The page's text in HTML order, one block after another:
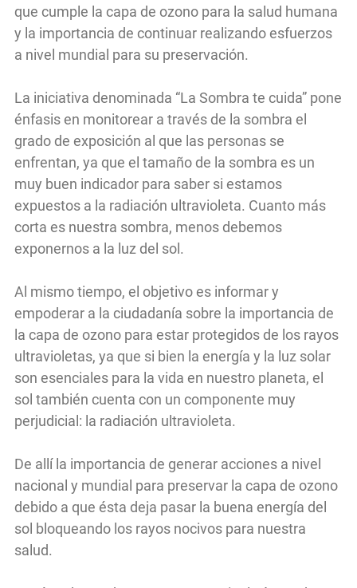
que cumple la capa de ozono para la salud humana
y la importancia de continuar realizando esfuerzos
a nivel mundial para su preservación.
La iniciativa denominada “La Sombra te cuida” pone
énfasis en monitorear a través de la sombra el
grado de exposición al que las personas se
enfrentan, ya que el tamaño de la sombra es un
muy buen indicador para saber si estamos
expuestos a la radiación ultravioleta. Cuanto más
corta es nuestra sombra, menos debemos
exponernos a la luz del sol.
Al mismo tiempo, el objetivo es informar y
empoderar a la ciudadanía sobre la importancia de
la capa de ozono para estar protegidos de los rayos
ultravioletas, ya que si bien la energía y la luz solar
son esenciales para la vida en nuestro planeta, el
sol también cuenta con un componente muy
perjudicial: la radiación ultravioleta.
De allí la importancia de generar acciones a nivel
nacional y mundial para preservar la capa de ozono
debido a que ésta deja pasar la buena energía del
sol bloqueando los rayos nocivos para nuestra
salud.